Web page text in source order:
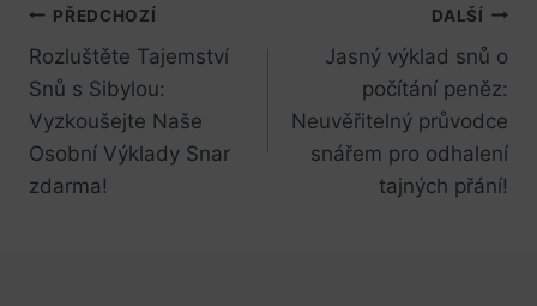
Navigace
pro
příspěvek
PŘEDCHOZÍ
Rozluštěte Tajemství
Snů s Sibylou:
Vyzkoušejte Naše
Osobní Výklady Snar
zdarma!
DALŠÍ
Jasný výklad snů o
počítání peněz:
Neuvěřitelný průvodce
snářem pro odhalení
tajných přání!